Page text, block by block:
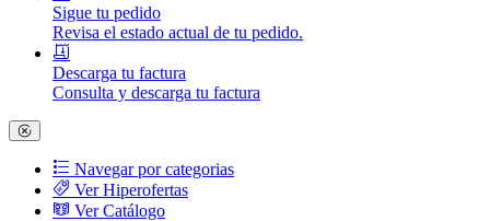
Sigue tu pedido
Revisa el estado actual de tu pedido.
Descarga tu factura
Consulta y descarga tu factura
Navegar por categorias
Ver Hiperofertas
Ver Catálogo